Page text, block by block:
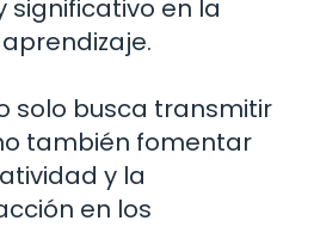
significativo en la
solo busca transmitir
también fomentar
y la
en los